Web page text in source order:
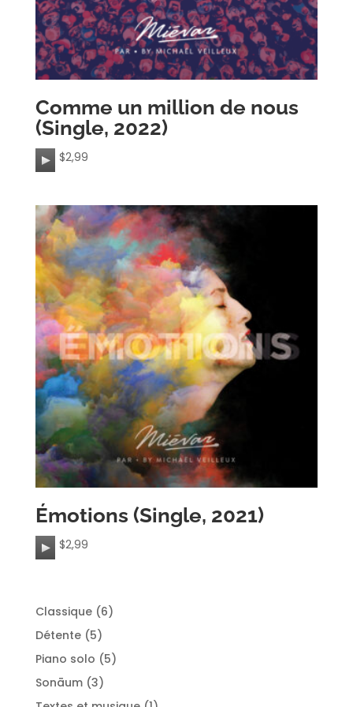
Comme un million de nous
(Single, 2022)
A
u
i
o
P
l
a
y
e
r
$2,99
Émotions (Single, 2021)
A
u
o
P
l
y
$2,99
Classique 66
Détente 55
produits
Piano solo 55
Sonāum 33
produits